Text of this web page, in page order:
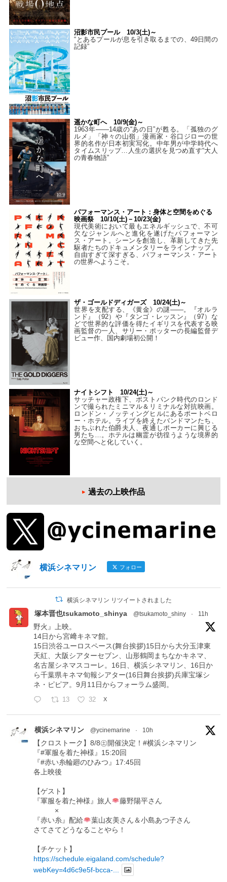
沼影市民プール 10/3(土)～
“とあるプールが息を引き取るまでの、49日間の
記録”
遥かな町へ 10/9(金)～
1963年――14歳の“あの日”が甦る。「孤独のグ
ルメ」「神々の山嶺」漫画家・谷口ジローの世
界的名作が日本初実写化。中年男が中学時代へ
タイムスリップ…人生の選択を見つめ直す“大人
の青春物語”
パフォーマンス・アート：身体と空間をめぐる
映画祭 10/10(土)－10/23(金)
現代美術において最もエネルギッシュで、不可
欠なジャンルへと進化を遂げたパフォーマン
ス・アート。シーンを創造し、革新してきた先
駆者たちのドキュメンタリーをラインナップ。
自由すぎて深すぎる、パフォーマンス・アート
の世界へようこそ。
ザ・ゴールドディガーズ 10/24(土)～
世界を支配する、《黄金》の謎――。『オルラ
ンド』（92）や『タンゴ・レッスン』（97）な
どで世界的な評価を得たイギリスを代表する映
画監督の一人、サリー・ポッターの長編監督デ
ビュー作、国内劇場初公開！
ナイトシフト 10/24(土)～
サッチャー政権下、ポストパンク時代のロンド
ンで撮られたミニマル＆リミナルな対抗映画。
ロンドン・ノッティングヒルにあるポートベロ
ー・ホテル。ライブを終えたバンドマンたち、
おちぶれた伯爵夫人、夜通しポーカーに興じる
男たち…。ホテルは幽霊が彷徨うような境界的
な空間へと化していく。
過去の上映作品
横浜シネマリン フォロー
横浜シネマリン リツイートされました
塚本晋也tsukamoto_shinya @tsukamoto_shiny · 11h
野火』上映。
14日から宮﨑キネマ館。
15日渋谷ユーロスペース(舞台挨拶)15日から大分玉津東
天紅、大阪シアターセブン、山形鶴岡まちなかキネマ、
名古屋シネマスコーレ。16日、横浜シネマリン、16日か
ら千葉県キネマ旬報シアター(16日舞台挨拶)兵庫宝塚シ
ネ・ピピア。9月11日からフォーラム盛岡。
13 32 X
横浜シネマリン @ycinemarine · 10h
【クロストーク】8/8㊏開催決定！#横浜シネマリン
『#軍服を着た神様』15:20回
『#赤い糸輪廻のひみつ』17:45回
各上映後
【ゲスト】
『軍服を着た神様』旅人
藤野陽平さん
×
『赤い糸』配給
葉山友美さん＆小島あつ子さん
さてさてどうなることやら！
【チケット】
https://schedule.eigaland.com/schedule?
webKey=4d6c9e5f-bcca-...